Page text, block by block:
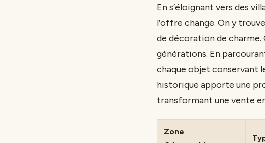
En s’éloignant vers des
l’offre change. On y
de décoration de
générations. En
chaque objet conservant
historique apporte une
transformant une vente
Zone